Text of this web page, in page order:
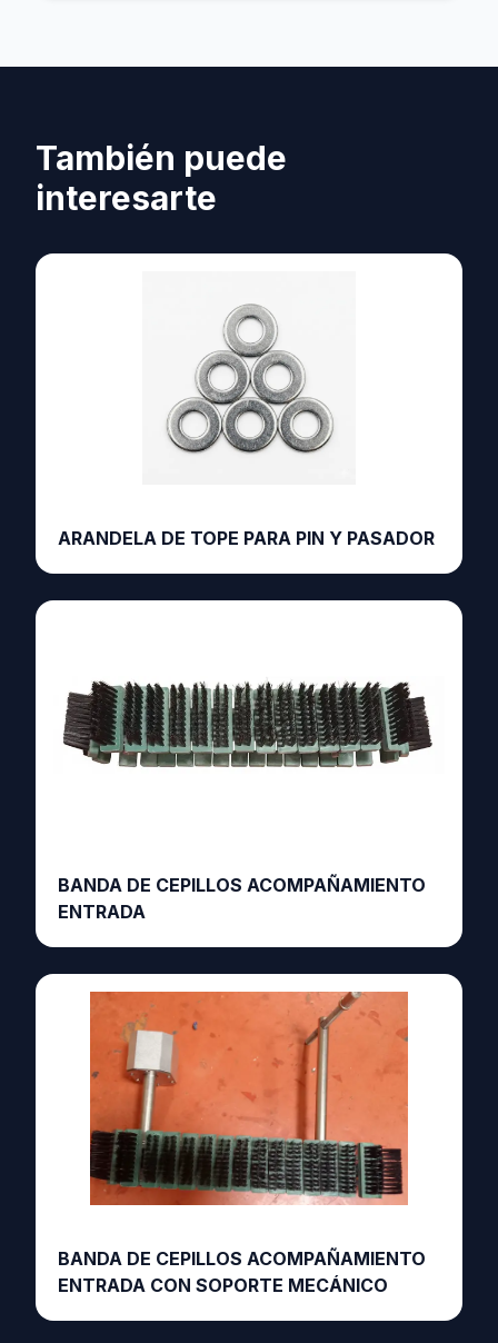
También puede
interesarte
ARANDELA DE TOPE PARA PIN Y PASADOR
BANDA DE CEPILLOS ACOMPAÑAMIENTO
ENTRADA
BANDA DE CEPILLOS ACOMPAÑAMIENTO
ENTRADA CON SOPORTE MECÁNICO